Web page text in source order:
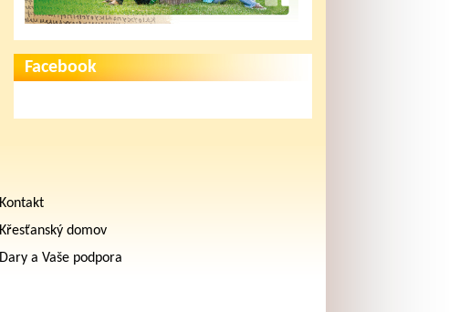
Facebook
Kontakt
Křesťanský domov
Dary a Vaše podpora